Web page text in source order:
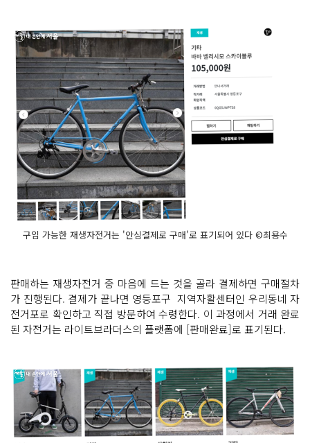
구입 가능한 재생자전거는 '안심결제로 구매'로 표기되어 있다 ©최용수
판매하는 재생자전거 중 마음에 드는 것을 골라 결제하면 구매절차
가 진행된다. 결제가 끝나면 영등포구 지역자활센터인 우리동네 자
전거포로 확인하고 직접 방문하여 수령한다. 이 과정에서 거래 완료
된 자전거는 라이트브라더스의 플랫폼에 [판매완료]로 표기된다.